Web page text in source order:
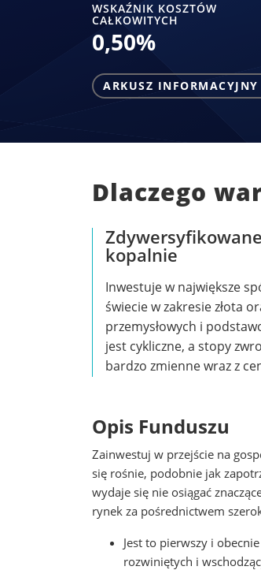
WSKAŹNIK KOSZTÓW
CAŁKOWITYCH
0,50%
ARKUSZ INFORMACYJNY
Dlaczego
kopalnie
Inwestuje w największe
świecie w zakresie złota
przemysłowych i
jest cykliczne, a stopy
bardzo zmienne wraz z
Opis Funduszu
Zainwestuj w przejście na
się rośnie, podobnie jak
wydaje się nie osiągać
rynek za pośrednictwem
Jest to pierwszy i
rozwiniętych i